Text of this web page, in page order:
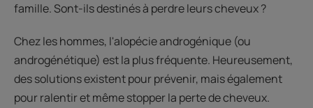
famille. Sont-ils destinés à perdre leurs cheveux ?
Chez les hommes, l'alopécie androgénique (ou
androgénétique) est la plus fréquente. Heureusement,
des solutions existent pour prévenir, mais également
pour ralentir et même stopper la perte de cheveux.